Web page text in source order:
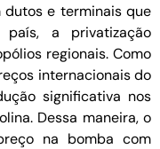
dutos e terminais que
a privatização
regionais. Como
internacionais do
significativa nos
Dessa maneira, o
na bomba com